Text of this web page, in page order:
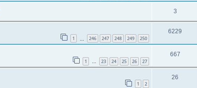
3
1 246 247 248 249 250
6229
1 … 23 24 25 26 27
667
1 2
26